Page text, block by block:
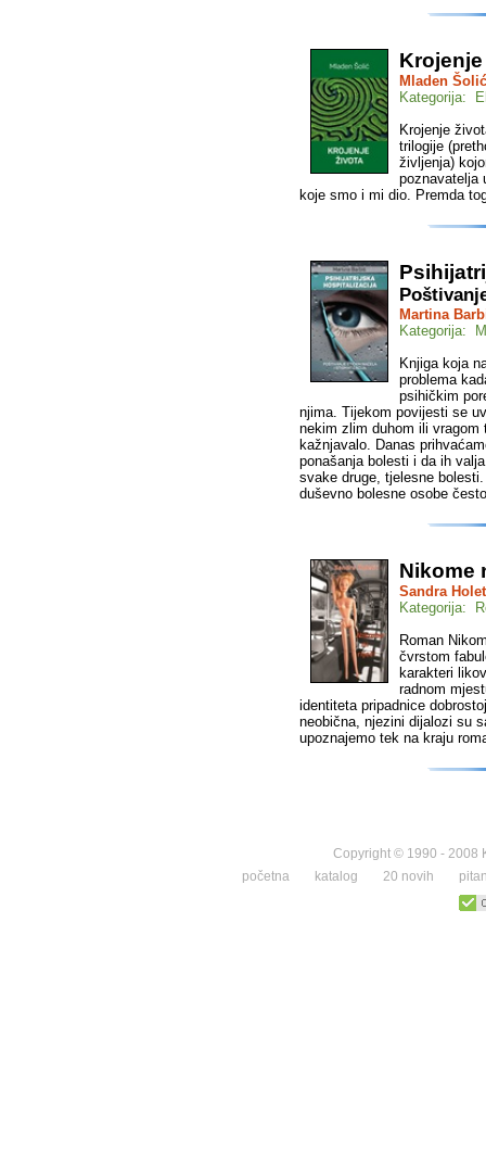
Mladen Šolić
Kategorija:
Krojenje
trilogije
življenja)
poznavatelja
koje smo i mi dio. Premda
Martina
Kategorija:
Knjiga koja
problema
psihičkim
njima. Tijekom povijesti se
nekim zlim duhom ili
kažnjavalo. Danas
ponašanja bolesti i da ih
svake druge, tjelesne
duševno bolesne osobe
Nikome
Sandra
Kategorija:
Roman
čvrstom
karakteri
radnom
identiteta pripadnice
neobična, njezini dijalozi su
upoznajemo tek na kraju
Copyright © 1990 - 2008
početna
katalog 20 novih